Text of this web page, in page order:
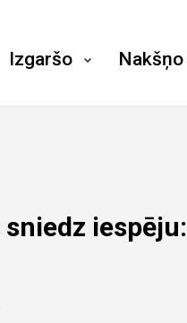
Izgaršo Nakšņo
iespēju: